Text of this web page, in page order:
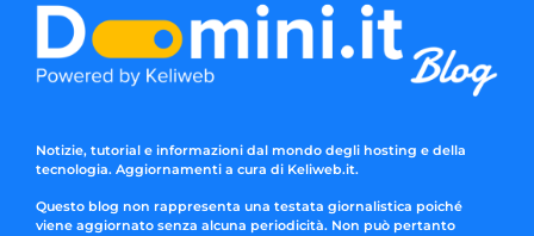
Notizie, tutorial e informazioni dal mondo degli hosting e della
tecnologia. Aggiornamenti a cura di Keliweb.it.
Questo blog non rappresenta una testata giornalistica poiché
viene aggiornato senza alcuna periodicità. Non può pertanto